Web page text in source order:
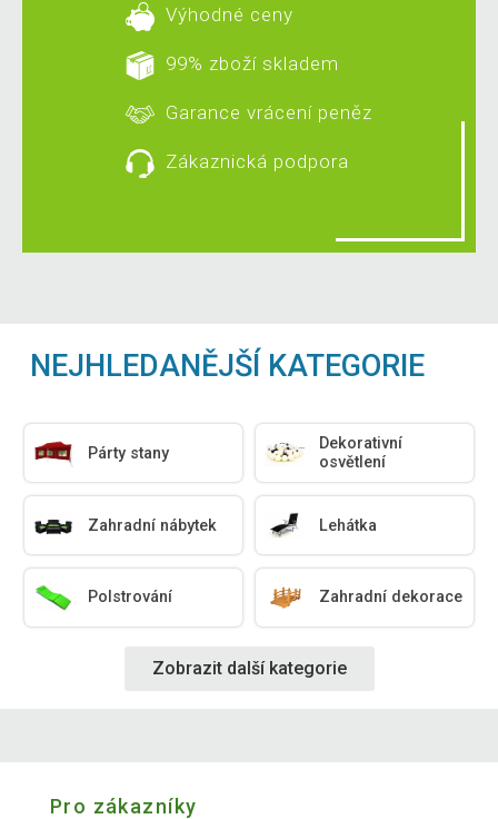
Výhodné ceny
99% zboží skladem
Garance vrácení peněz
Zákaznická podpora
NEJHLEDANĚJŠÍ KATEGORIE
Párty stany
Dekorativní
osvětlení
Zahradní nábytek Lehátka
Polstrování Zahradní dekorace
Zobrazit další kategorie
Pro zákazníky